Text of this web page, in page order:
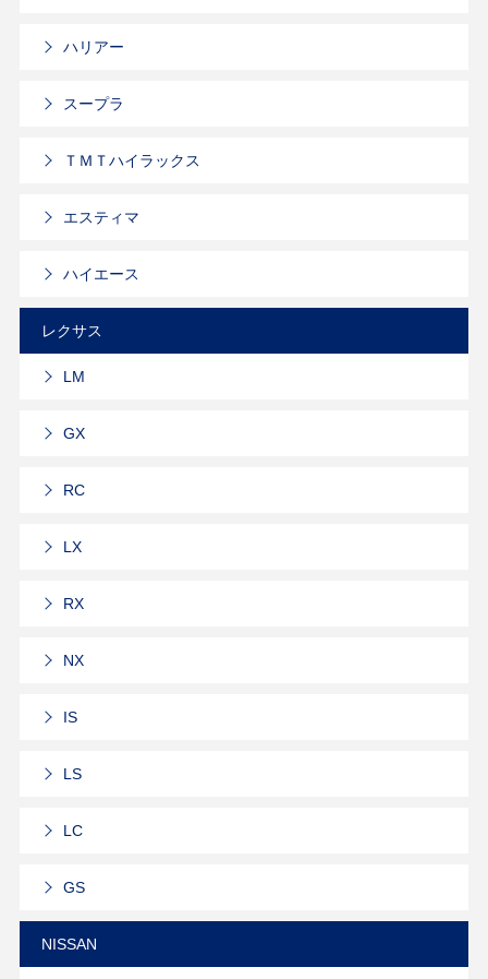
ハリアー
スープラ
ＴＭＴハイラックス
エスティマ
ハイエース
レクサス
LM
GX
RC
LX
RX
NX
IS
LS
LC
GS
NISSAN